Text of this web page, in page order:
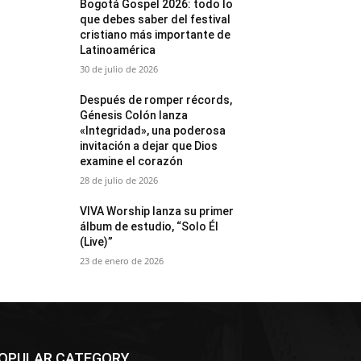
Bogotá Gospel 2026: todo lo
que debes saber del festival
cristiano más importante de
Latinoamérica
30 de julio de 2026
Después de romper récords,
Génesis Colón lanza
«Integridad», una poderosa
invitación a dejar que Dios
examine el corazón
28 de julio de 2026
VIVA Worship lanza su primer
álbum de estudio, “Solo Él
(Live)”
23 de enero de 2026